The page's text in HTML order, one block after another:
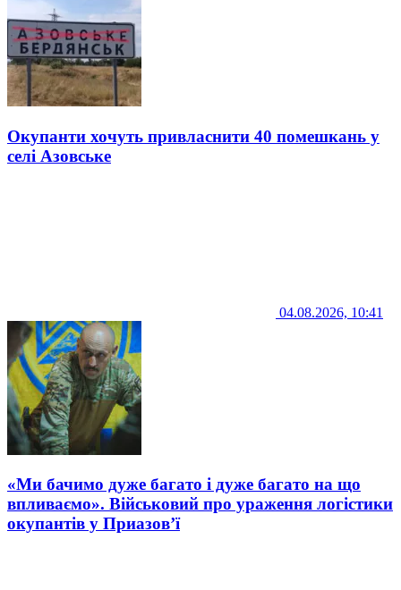
Окупанти хочуть привласнити 40 помешкань у
селі Азовське
04.08.2026, 10:41
«Ми бачимо дуже багато і дуже багато на що
впливаємо». Військовий про ураження логістики
окупантів у Приазов’ї